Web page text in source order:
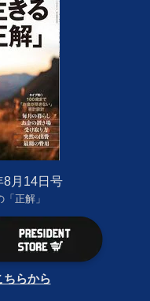
8月14日号
正解」
ちらから